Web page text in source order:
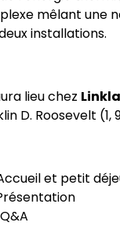
mêlant une
installations.
lieu chez
D. Roosevelt (1,
et petit